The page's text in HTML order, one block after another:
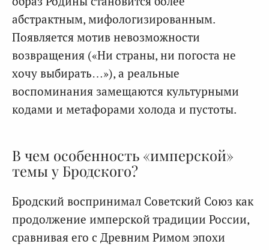
абстрактным, мифологизированным.
Появляется мотив невозможности
возвращения («Ни страны, ни погоста не
хочу выбирать…»), а реальные
воспоминания замещаются культурными
кодами и метафорами холода и пустоты.
В чем особенность «имперской»
темы у Бродского?
Бродский воспринимал Советский Союз как
продолжение имперской традиции России,
сравнивая его с Древним Римом эпохи